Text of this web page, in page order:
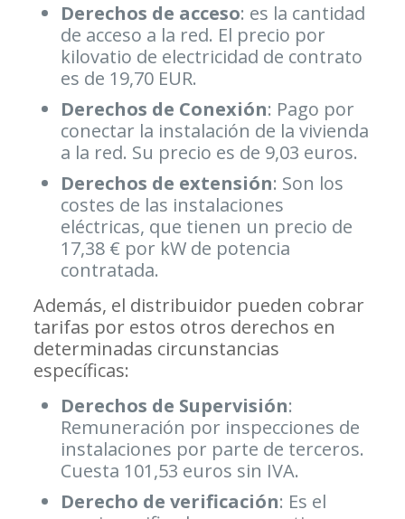
Derechos de acceso: es la cantidad
de acceso a la red. El precio por
kilovatio de electricidad de contrato
es de 19,70 EUR.
Derechos de Conexión: Pago por
conectar la instalación de la vivienda
a la red. Su precio es de 9,03 euros.
Derechos de extensión: Son los
costes de las instalaciones
eléctricas, que tienen un precio de
17,38 € por kW de potencia
contratada.
Además, el distribuidor pueden cobrar
tarifas por estos otros derechos en
determinadas circunstancias
específicas:
Derechos de Supervisión:
Remuneración por inspecciones de
instalaciones por parte de terceros.
Cuesta 101,53 euros sin IVA.
Derecho de verificación: Es el